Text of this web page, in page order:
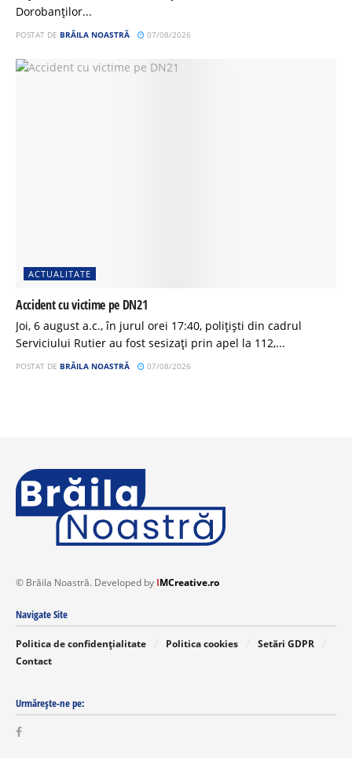
Dorobanților...
POSTAT DE BRĂILA NOASTRĂ 07/08/2026
ACTUALITATE
Accident cu victime pe DN21
Joi, 6 august a.c., în jurul orei 17:40, polițiști din cadrul
Serviciului Rutier au fost sesizați prin apel la 112,...
POSTAT DE BRĂILA NOASTRĂ 07/08/2026
© Brăila Noastră. Developed by IMCreative.ro
Navigate Site
Politica de confidențialitate Politica cookies
Setări GDPR
Contact
Urmărește-ne pe: